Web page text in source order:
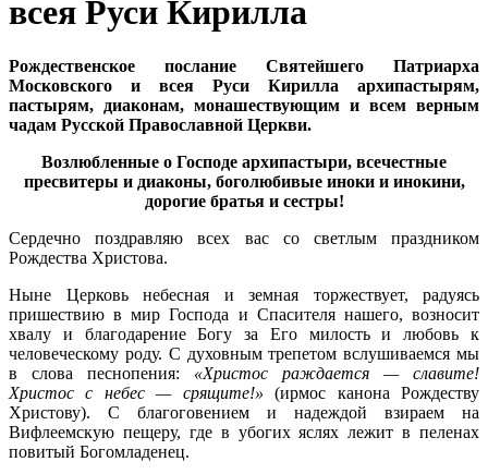
всея Руси Кирилла
Рождественское послание Святейшего Патриарха
Московского и всея Руси Кирилла архипастырям,
пастырям, диаконам, монашествующим и всем верным
чадам Русской Православной Церкви.
Возлюбленные о Господе архипастыри, всечестные
пресвитеры и диаконы, боголюбивые иноки и инокини,
дорогие братья и сестры!
Сердечно поздравляю всех вас со светлым праздником
Рождества Христова.
Ныне Церковь небесная и земная торжествует, радуясь
пришествию в мир Господа и Спасителя нашего, возносит
хвалу и благодарение Богу за Его милость и любовь к
человеческому роду. С духовным трепетом вслушиваемся мы
в слова песнопения:
«Христос раждается — славите!
Христос с небес — срящите!»
(ирмос канона Рождеству
Христову). С благоговением и надеждой взираем на
Вифлеемскую пещеру, где в убогих яслях лежит в пеленах
повитый Богомладенец.